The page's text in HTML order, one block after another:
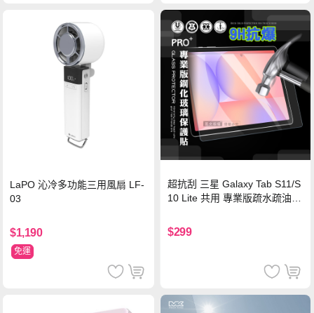
LaPO 沁冷多功能三用風扇 LF-
03
$1,190
免運
超抗刮 三星 Galaxy Tab S11/S
10 Lite 共用 專業版疏水疏油9
$299